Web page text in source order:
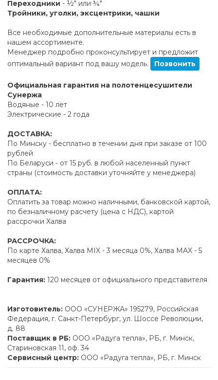
Переходники - ½" или ¾"
Тройники, уголки, эксцентрики, чашки
Все необходимые дополнительные материалы есть в
нашем ассортименте.
Менеджер подробно проконсультирует и предложит
оптимальный вариант под вашу модель.
Позвонить
Официальная гарантия на полотенцесушители
Сунержа
Водяные - 10 лет
Электрические - 2 года
ДОСТАВКА:
По Минску - бесплатно в течении дня при заказе от 100
рублей
По Беларуси - от 15 руб. в любой населенный пункт
страны (стоимость доставки уточняйте у менеджера)
ОПЛАТА:
Оплатить за товар можно наличными, банковской картой,
по безналичному расчету (цена с НДС), картой
рассрочки Халва
РАССРОЧКА:
По карте Халва, Халва MIX - 3 месяца 0%, Халва MAX - 5
месяцев 0%
Гарантия: 120 месяцев от официального представителя
Изготовитель: ООО «СУНЕРЖА» 195279, Российская
Федерация, г. Санкт-Петербург, ул. Шоссе Революции,
д. 88
Поставщик в РБ: ООО «Радуга тепла», РБ, г. Минск,
Стариновская 11, оф. 34
Сервисный центр: ООО «Радуга тепла», РБ, г. Минск